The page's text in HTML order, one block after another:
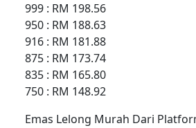
999 : RM 198.56
950 : RM 188.63
916 : RM 181.88
875 : RM 173.74
835 : RM 165.80
750 : RM 148.92
Emas Lelong Murah Dari